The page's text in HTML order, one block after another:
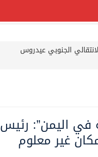
الجنوبي عيدروس
في اليمن”: رئيس
غير معلوم